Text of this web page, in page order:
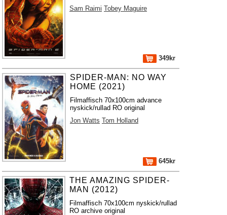
Sam Raimi Tobey Maguire
349kr
SPIDER-MAN: NO WAY
HOME (2021)
Filmaffisch 70x100cm advance
nyskick/rullad RO original
Jon Watts Tom Holland
645kr
THE AMAZING SPIDER-
MAN (2012)
Filmaffisch 70x100cm nyskick/rullad
RO archive original